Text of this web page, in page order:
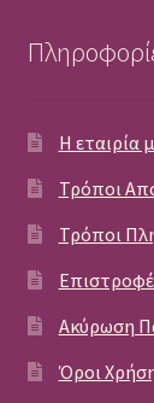
Η εταιρία
Τρόποι
Τρόποι
Ακύρωση
Όροι